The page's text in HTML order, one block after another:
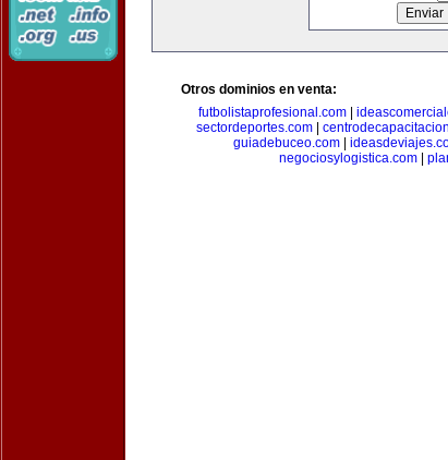
Otros dominios en venta:
futbolistaprofesional.com
sectordeportes.com|
guiadebuceo.com
negociosylogistica.com